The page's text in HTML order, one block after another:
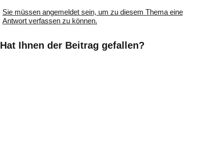
Sie müssen angemeldet sein, um zu diesem Thema eine
Antwort verfassen zu können.
Hat Ihnen der Beitrag gefallen?